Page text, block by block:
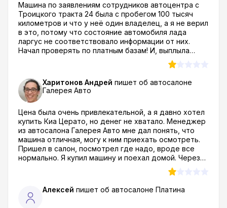
Машина по заявлениям сотрудников автоцентра с
Троицкого тракта 24 была с пробегом 100 тысяч
километров и что у неё один владелец, а я не верил
в это, потому что состояние автомобиля лада
ларгус не соответствовало информации от них.
Начал проверять по платным базам! И, выплыла
инфа, что автомобиль после 5 владельцев и он
работал в такси, а как они мне лепили что работают
честно и прозрачно...Я после такого даже смотреть
не буду в сторону автосалона АвтоСтайл и вам того
же советую. Челябинск город большой и
нормальных автодилеров тут полно, к ним и
обращайтесь, а ездить вот в такие конторы
которые много обещают и врут по всем пунктам -
время лучше не тратить.
Харитонов Андрей пишет об автосалоне
Галерея Авто
Цена была очень привлекательной, а я давно хотел
купить Киа Церато, но денег не хватало. Менеджер
из автосалона Галерея Авто мне дал понять, что
машина отличная, могу к ним приехать осмотреть.
Пришел в салон, посмотрел где надо, вроде все
нормально. Я купил машину и поехал домой. Через
несколько дней у нее начала барахлить электрика,
по гарантии в этом автоцентре мне ее чинить
отказались, сказали что это не гарантийный случай...
Подстава конкретная, я посмотрел что люди в
отзывах об автоцентре галерея Авто пишут и понял
Алексей пишет об автосалоне Платина